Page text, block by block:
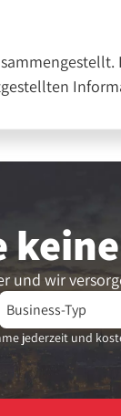
und wir
jederzeit und